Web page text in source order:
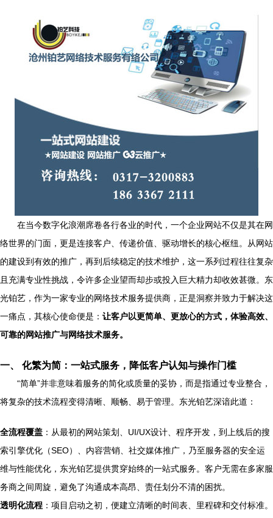
在当今数字化浪潮席卷各行各业的时代，一个企业网站不仅是其在网
络世界的门面，更是连接客户、传递价值、驱动增长的核心枢纽。从网站
的建设到有效的推广，再到后续稳定的技术维护，这一系列过程往往复杂
且充满专业性挑战，令许多企业望而却步或投入巨大精力却收效甚微。东
光铂艺，作为一家专业的网络技术服务提供商，正是洞察并致力于解决这
一痛点，其核心使命便是： 让客户以更简单、更放心的方式，体验高效、
可靠的网站推广与网络技术服务。
一、 化繁为简：一站式服务，降低客户认知与操作门槛
“简单”并非意味着服务的简化或质量的妥协，而是指通过专业整合，
将复杂的技术流程变得清晰、顺畅、易于管理。东光铂艺深谙此道：
全流程覆盖 ：从最初的网站策划、UI/UX设计、程序开发，到上线后的搜
索引擎优化（SEO）、内容营销、社交媒体推广，乃至服务器的安全运
维与性能优化，东光铂艺提供贯穿始终的一站式服务。客户无需在多家服
务商之间周旋，避免了沟通成本高昂、责任划分不清的困扰。
透明化流程 ：项目启动之初，便建立清晰的时间表、里程碑和交付标准。